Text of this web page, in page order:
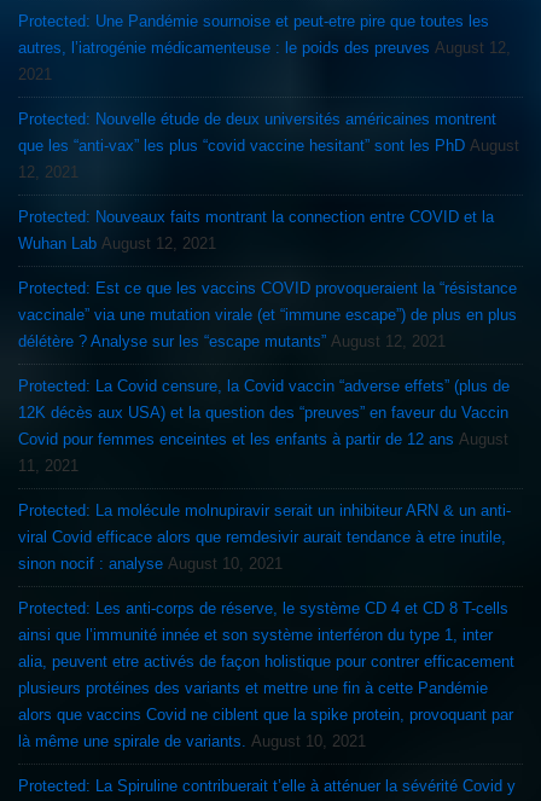
Protected: Une Pandémie sournoise et peut-etre pire que toutes les
autres, l’iatrogénie médicamenteuse : le poids des preuves August 12,
2021
Protected: Nouvelle étude de deux universités américaines montrent
que les “anti-vax” les plus “covid vaccine hesitant” sont les PhD August
12, 2021
Protected: Nouveaux faits montrant la connection entre COVID et la
Wuhan Lab August 12, 2021
Protected: Est ce que les vaccins COVID provoqueraient la “résistance
vaccinale” via une mutation virale (et “immune escape”) de plus en plus
délétère ? Analyse sur les “escape mutants” August 12, 2021
Protected: La Covid censure, la Covid vaccin “adverse effets” (plus de
12K décès aux USA) et la question des “preuves” en faveur du Vaccin
Covid pour femmes enceintes et les enfants à partir de 12 ans August
11, 2021
Protected: La molécule molnupiravir serait un inhibiteur ARN & un anti-
viral Covid efficace alors que remdesivir aurait tendance à etre inutile,
sinon nocif : analyse August 10, 2021
Protected: Les anti-corps de réserve, le système CD 4 et CD 8 T-cells
ainsi que l’immunité innée et son système interféron du type 1, inter
alia, peuvent etre activés de façon holistique pour contrer efficacement
plusieurs protéines des variants et mettre une fin à cette Pandémie
alors que vaccins Covid ne ciblent que la spike protein, provoquant par
là même une spirale de variants.
August 10, 2021
Protected: La Spiruline contribuerait t’elle à atténuer la sévérité Covid y